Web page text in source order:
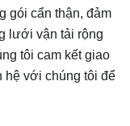
gói cẩn thận, đảm
lưới vận tải rộng
tôi cam kết giao
hệ với chúng tôi để